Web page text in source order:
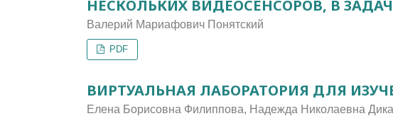
НЕСКОЛЬКИХ ВИДЕОСЕНСОРОВ, В
Валерий Мариафович Понятский
PDF
ВИРТУАЛЬНАЯ ЛАБОРАТОРИЯ ДЛЯ
Елена Борисовна Филиппова, Надежда Николаевна